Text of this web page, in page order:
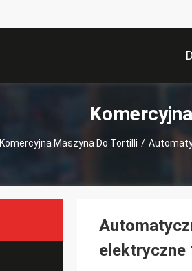
Komercyjna Maszyna Do Tortilli /
elektryczne